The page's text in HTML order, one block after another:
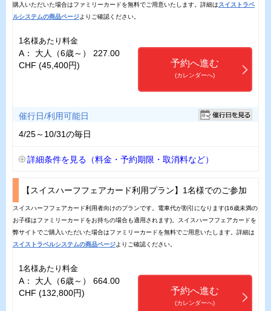
購入いただいた場合はファミリーカードを無料でご用意いたします。詳細はスイストラベ
ルシステムの商品ページよりご確認ください。
1名様あたり料金
A： 大人（6歳～） 227.00
CHF (45,400円)
予約へ進む
(カレンダーへ)
催行日/利用可能日
4/25～10/31の毎日
詳細条件を見る（料金・予約期限・取消料など）
【スイスハーフフェアカード利用プラン】1名様でのご参加
スイスハーフフェアカード利用者向けのプランです。電車代が割引になります(16歳未満の
お子様はファミリーカードをお持ちの場合も適用されます)。スイスハーフフェアカードを
弊サイトでご購入いただいた場合はファミリーカードを無料でご用意いたします。詳細は
スイストラベルシステムの商品ページよりご確認ください。
1名様あたり料金
A： 大人（6歳～） 664.00
CHF (132,800円)
予約へ進む
(カレンダーへ)